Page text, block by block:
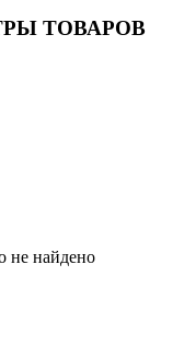
ТОВАРОВ
не найдено